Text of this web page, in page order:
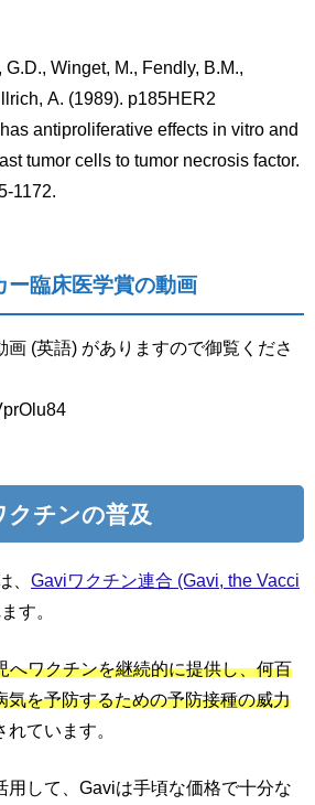
Winget, M., Fendly, B.M.,
A. (1989). p185HER2
antiproliferative effects in vitro and
tumor cells to tumor necrosis factor.
1172.
ー臨床医学賞の動画
画 (英語) がありますので御覧くださ
クチンの普及
、 Gaviワクチン連合 (Gavi, the Vacci
す。
へワクチンを継続的に提供し、何百
気を予防するための予防接種の威力
れています。
用して、Gaviは手頃な価格で十分な